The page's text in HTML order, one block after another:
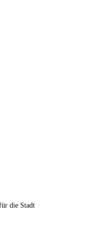
die Stadt